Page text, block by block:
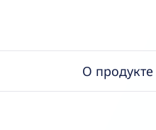
О продукте